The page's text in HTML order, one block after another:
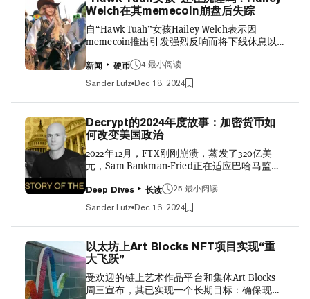
Debanking? 尽管特朗普行政令的具体细节尚未
最终确定，但一位知情人士告诉Decrypt，它
可能会对美联储有...
括Strategy联合创始人 Michael Saylor、
Multicoin Capital管理合伙人Kyle Samani以及
Paradigm联合创始人 Matt Huang等人。
Robinhood首席执行官Vlad Tenev在X平台上发
公司代表并未立即回应Decrypt的置评请求。
Coinbase和Kraken也向Decrypt证实，这两家
美国加密货币交易所的首席执行官Brian
Armstrong和 Arjun Sethi将出席周五的峰会。
与此同时，Ripple的一位发言人拒绝就首席执
行官Brad Garlinghouse是否收到邀请发表评
论。 加密货币游说团体区块链协会的首席执行
官Kristi...
Welch在其memecoin崩盘后失踪
自“Hawk Tuah”女孩Hailey Welch表示因
memecoin推出引发强烈反响而将下线休息以
作伙伴开始互相指责代币灾难性的首发，她是
否会终于醒来？ 本月早些时候，Welch的
HAWK memecoin经历了暴涨暴跌，引发了广
泛的“rug-pulling”（即项目方在高位抛售，导
致代币价格暴跌）和内幕勾结的指控。当时，
这位网红向愤怒的X Spaces持有者观众表示，
她要睡觉了，并会“明天见”。 自那以后，
Welch在她通常活跃的X、Instagram和TikTok
账号上都没有发布过任何帖子。已经过去了将
现在终于发声了。
pic.twitter.com/ATPoaKugNZ — Bold
(@boldleonidas) December 15, 2024 OverHere
是一家加密网站，目前仅将HAWK列为其产
品，周一晚间在X上发布了一条标题为“真相”
的帖子，试图澄清该团队在代币问题推出中的
角色。 早在12月4日，OverHere曾驳斥了对
HAWK的担忧——该代币因一组相互关联的钱
包在公众...
新闻 硬币
4 最小阅读
Sander Lutz Dec 18, 2024
Decrypt的2024年度故事：加密货币如
何改变美国政治
2022年12月，FTX刚刚崩溃，蒸发了320亿美
元，Sam Bankman-Fried正在适应巴哈马监狱
Shirzad却感到谨慎乐观。 Shirzad是一位经验
丰富的D.C.内幕人士，拥有数十年在国会和白
宫内部圣所游走的经验。作为Coinbase在国会
山的名誉管家，FTX这位同行加密交易所的崩
溃确实有很多值得他担忧的地方——但在当
时，Shirzad的直觉告诉他，这场丑闻可能会带
来一些他们早已认为势在必行的结果：即围绕
加密资产交易的明确联邦框架。 其他行业的不
当行为曾促使华盛顿进行立法改革。像
Deep Dives 长读
25 最小阅读
Sander Lutz Dec 16, 2024
以太坊上Art Blocks NFT项目实现“重
大飞跃”
受欢迎的链上艺术作品平台和集体Art Blocks
周三宣布，其已实现一个长期目标：确保现在